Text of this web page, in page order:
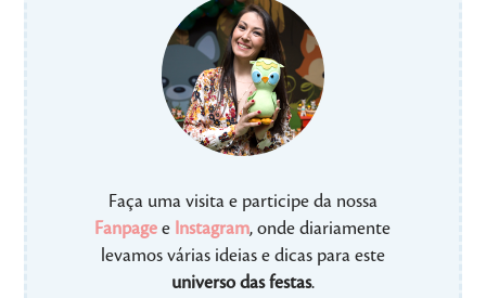
Faça uma visita e participe da nossa
Fanpage e Instagram, onde diariamente
levamos várias ideias e dicas para este
universo das festas.